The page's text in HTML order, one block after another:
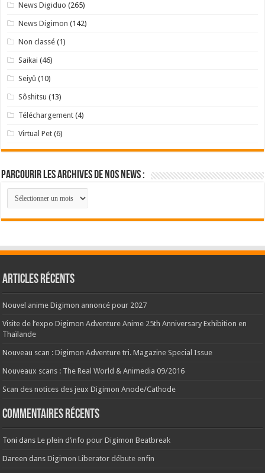
News Digiduo (265)
News Digimon (142)
Non classé (1)
Saikai (46)
Seiyû (10)
Sôshitsu (13)
Téléchargement (4)
Virtual Pet (6)
Parcourir les archives de nos news :
Parcourir
les
archives
de
:
Articles récents
Nouvel anime Digimon annoncé pour 2027
Visite de l’expo Digimon Adventure Anime 25th Anniversary Exhibition en
Thaïlande
Nouveau scan : Digimon Adventure tri. Magazine Special Issue
Nouveaux scans : The Real World & Animedia 09/2016
Scan des notices des jeux Digimon Anode/Cathode
Commentaires récents
Toni dansLe plein d’info pour Digimon Beatbreak
Dareen dansDigimon Liberator débute enfin